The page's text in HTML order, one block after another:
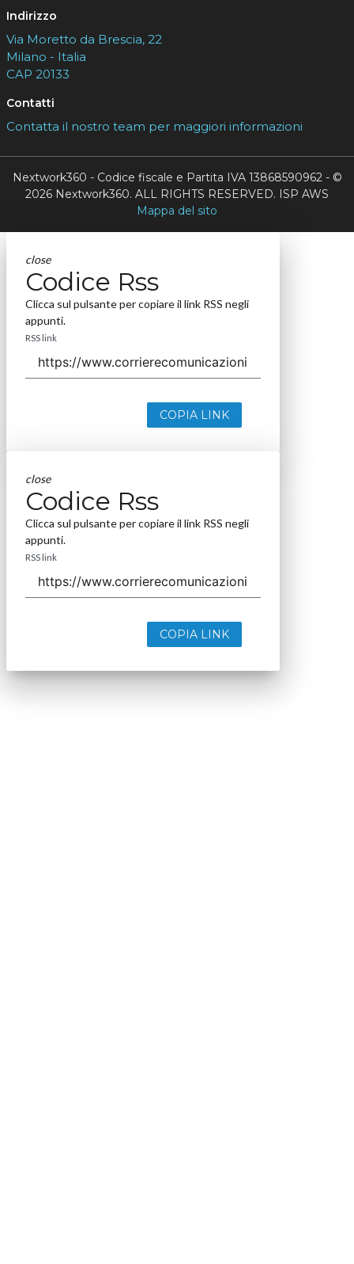
Indirizzo
Via Moretto da Brescia, 22
Milano - Italia
CAP 20133
Contatti
Contatta il nostro team per maggiori informazioni
Nextwork360 - Codice fiscale e Partita IVA 13868590962 - ©
2026 Nextwork360. ALL RIGHTS RESERVED. ISP AWS
Mappa del sito
close
Codice Rss
Clicca sul pulsante per copiare il link RSS negli
appunti.
RSS link
COPIA LINK
close
Codice Rss
Clicca sul pulsante per copiare il link RSS negli
appunti.
RSS link
COPIA LINK